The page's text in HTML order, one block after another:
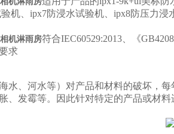
机、ipx7防浸水试验机、ipx8防压力
机淋雨房符合IEC60529:2013、《
求
水、河水等）对产品和材料的破坏，
、发霉等。因此针对特定的产品或材